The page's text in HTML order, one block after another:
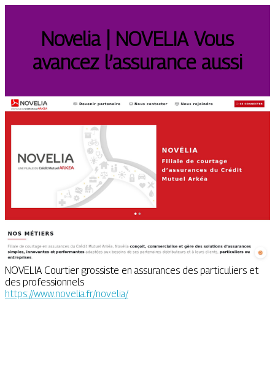
Novelia | NOVELIA Vous
avancez l’assurance aussi
NOVELIA Courtier grossiste en assurances des particuliers et
des professionnels
https://www.novelia.fr/novelia/